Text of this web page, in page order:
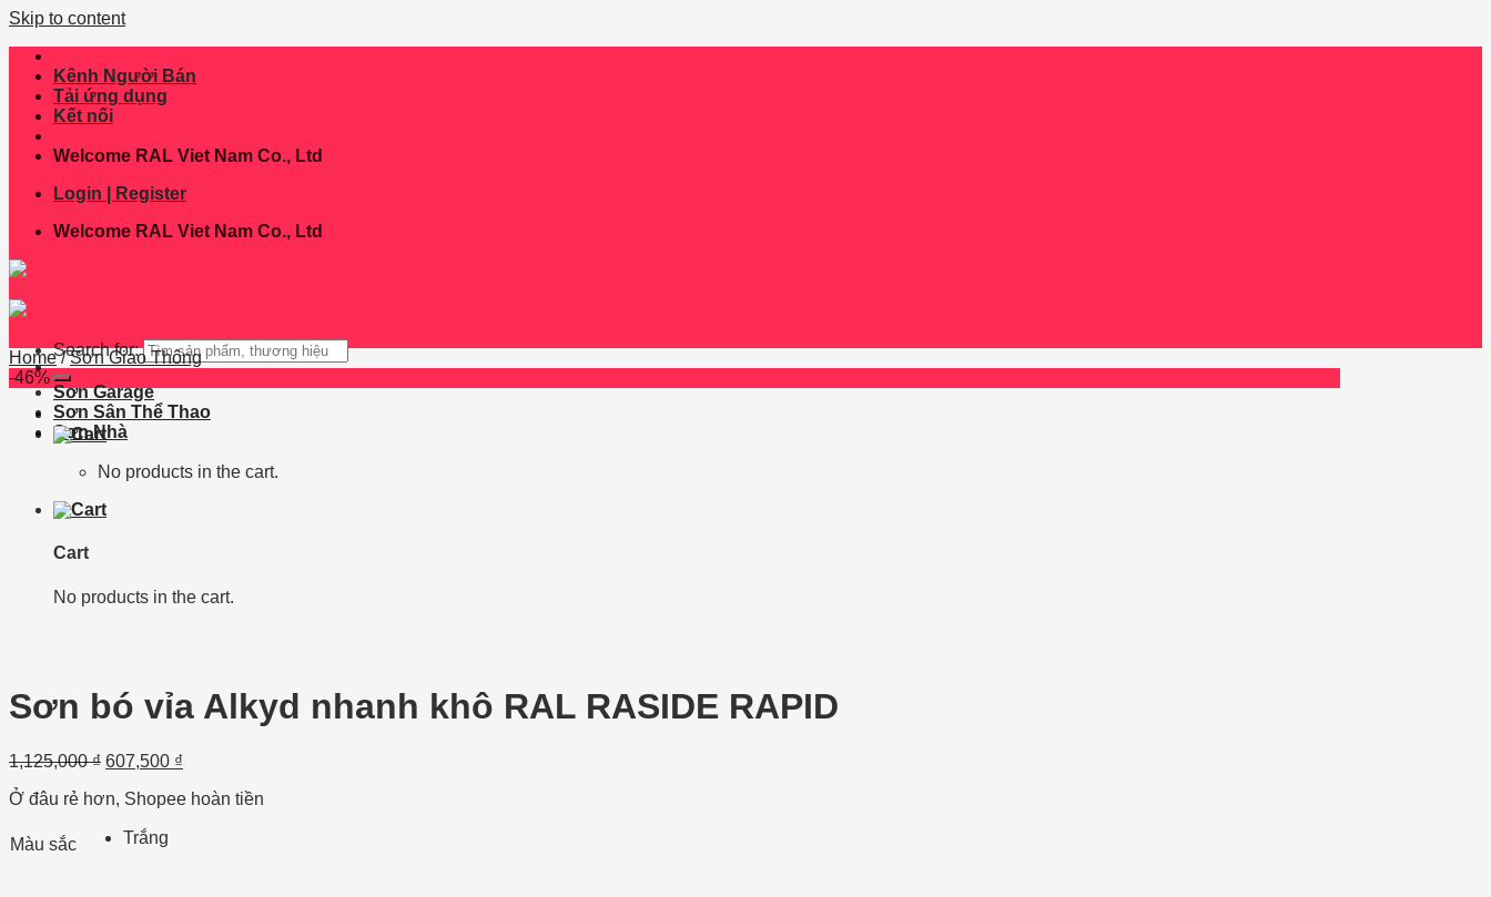
Skip to content
Kênh Người Bán
Tải ứng dụng
Kết nối
Welcome RAL Viet Nam Co., Ltd
Login | Register
Welcome RAL Viet Nam Co., Ltd
Search for:
Sơn Garage
Sơn Sân Thể Thao
Sơn Nhà
No products in the cart.
Cart
No products in the cart.
Home / Sơn Giao Thông
-46%
Sơn bó vỉa Alkyd nhanh khô RAL RASIDE RAPID
1,125,000₫ 607,500 ₫
Ở đâu rẻ hơn, Shopee hoàn tiền
Màu sắc Trắng